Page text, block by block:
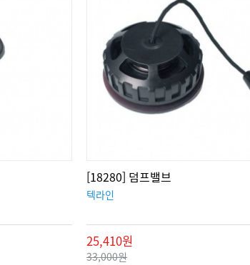
[18280] 덤프밸브
텍라인
25,410원
33,000원